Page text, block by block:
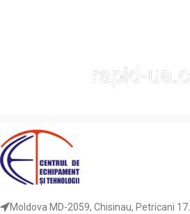
Moldova MD-2059, Chisinau, Petricani 17.